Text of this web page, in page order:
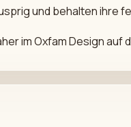
und behalten ihre
im Oxfam Design auf